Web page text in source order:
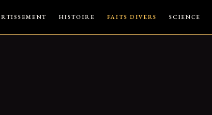
HISTOIRE FAITS DIVERS SCIENCE